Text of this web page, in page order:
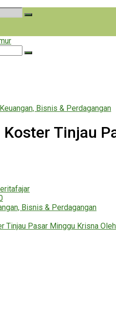
Bisnis & Perdagangan
Tinjau
Bisnis & Perdagangan